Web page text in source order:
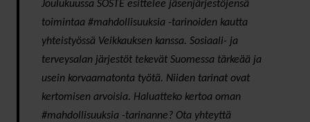
Joulukuussa SOSTE esittelee jäsenjärjestöjensä
toimintaa #mahdollisuuksia -tarinoiden kautta
yhteistyössä Veikkauksen kanssa. Sosiaali- ja
terveysalan järjestöt tekevät Suomessa tärkeää ja
usein korvaamatonta työtä. Niiden tarinat ovat
kertomisen arvoisia. Haluatteko kertoa oman
#mahdollisuuksia -tarinanne? Ota yhteyttä